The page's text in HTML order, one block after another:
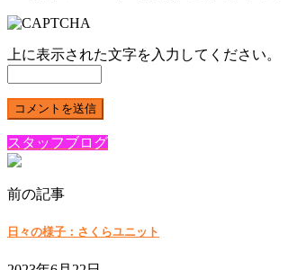
上に表示された文字を入力してください。
スタッフブログ
前の記事
日々の様子：さくらユニット